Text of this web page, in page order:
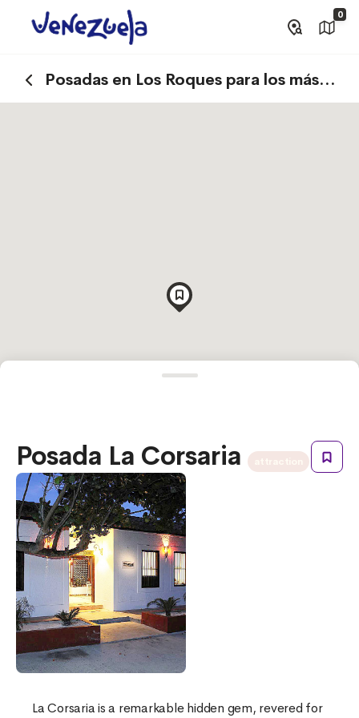
0
Posadas en Los Roques para los más
aventureros
Posada La Corsaria
La Corsaria is a remarkable hidden gem, revered for